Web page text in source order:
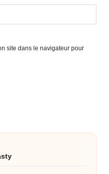
site dans le navigateur pour